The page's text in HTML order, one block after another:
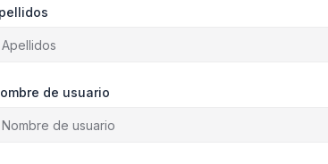
de usuario